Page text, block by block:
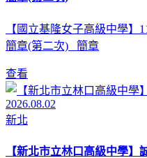
【國立基隆女子高級中學】
簡章(第二次) 簡章
查看
2026.08.02
新北
【新北市立林口高級中學】